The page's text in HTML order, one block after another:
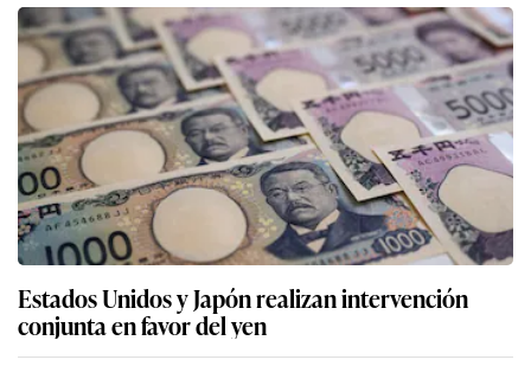
Estados Unidos y Japón realizan intervención
conjunta en favor del yen